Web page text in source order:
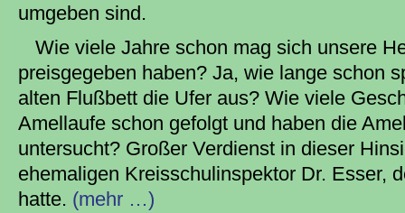
umgeben sind.
Wie viele Jahre schon mag sich unsere
preisgegeben haben? Ja, wie lange schon
alten Flußbett die Ufer aus? Wie viele
Amellaufe schon gefolgt und haben die
untersucht? Großer Verdienst in dieser
ehemaligen Kreisschulinspektor Dr. Esser,
hatte. (mehr …)